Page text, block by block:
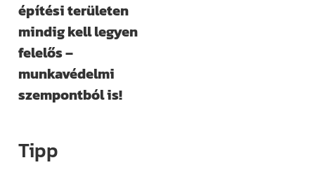
építési területen
mindig kell legyen
felelős –
munkavédelmi
szempontból is!
Tipp